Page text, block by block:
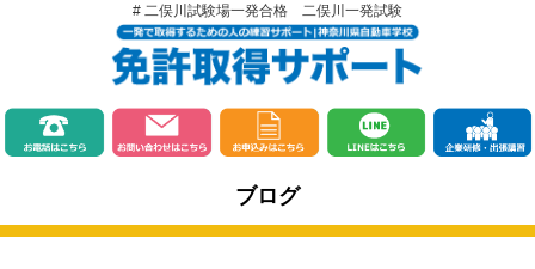
# 二俣川試験場一発合格 二俣川一発試験
ブログ